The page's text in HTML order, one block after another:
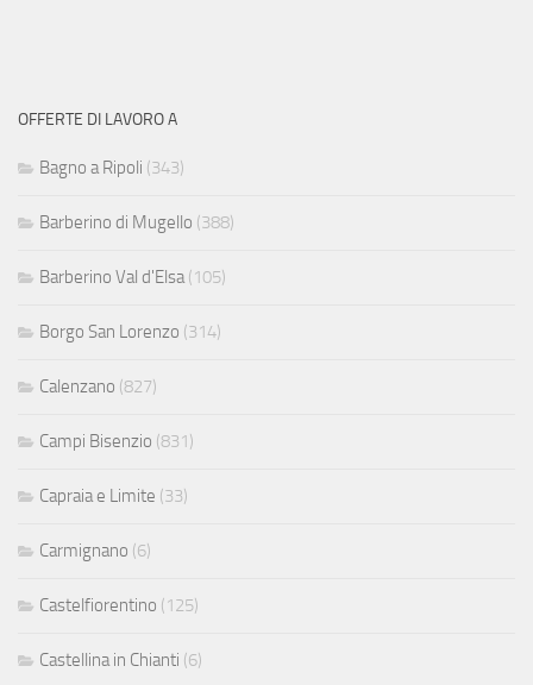
OFFERTE DI LAVORO A
Bagno a Ripoli (343)
Barberino di Mugello (388)
Barberino Val d'Elsa(105)
Borgo San Lorenzo (314)
Calenzano (827)
Campi Bisenzio (831)
Capraia e Limite (33)
Carmignano (6)
Castelfiorentino (125)
Castellina in Chianti (6)